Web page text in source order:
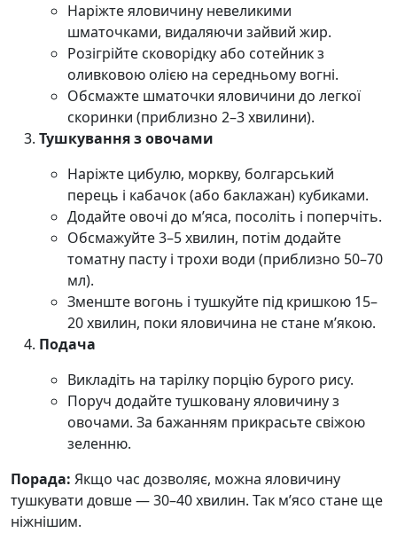
Наріжте яловичину невеликими
шматочками, видаляючи зайвий жир.
Розігрійте сковорідку або сотейник з
оливковою олією на середньому вогні.
Обсмажте шматочки яловичини до легкої
скоринки (приблизно 2–3 хвилини).
Тушкування з овочами
Наріжте цибулю, моркву, болгарський
перець і кабачок (або баклажан) кубиками.
Додайте овочі до м’яса, посоліть і поперчіть.
Обсмажуйте 3–5 хвилин, потім додайте
томатну пасту і трохи води (приблизно 50–70
мл).
Зменште вогонь і тушкуйте під кришкою 15–
20 хвилин, поки яловичина не стане м’якою.
Подача
Викладіть на тарілку порцію бурого рису.
Поруч додайте тушковану яловичину з
овочами. За бажанням прикрасьте свіжою
зеленню.
Порада: Якщо час дозволяє, можна яловичину
тушкувати довше — 30–40 хвилин. Так м’ясо стане ще
ніжнішим.